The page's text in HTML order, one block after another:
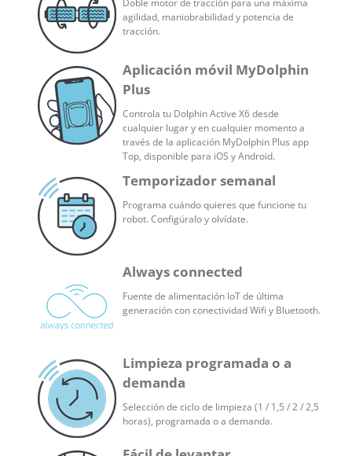
Doble motor de tracción para una máxima
agilidad, maniobrabilidad y potencia de
tracción.
Aplicación móvil MyDolphin
Plus
Controla tu Dolphin Active X6 desde
cualquier lugar y en cualquier momento a
través de la aplicación MyDolphin Plus app
Top, disponible para iOS y Android.
Temporizador semanal
Programa cuándo quieres que funcione tu
robot. Configúralo y olvídate.
Always connected
Fuente de alimentación IoT de última
generación con conectividad Wifi y Bluetooth.
Limpieza programada o a
demanda
Selección de ciclo de limpieza (1 / 1,5 / 2 / 2,5
horas), programada o a demanda.